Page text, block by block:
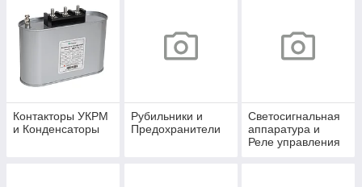
Контакторы УКРМ
и Конденсаторы
Рубильники и
Предохранители
Светосигнальная
аппаратура и
Реле управления